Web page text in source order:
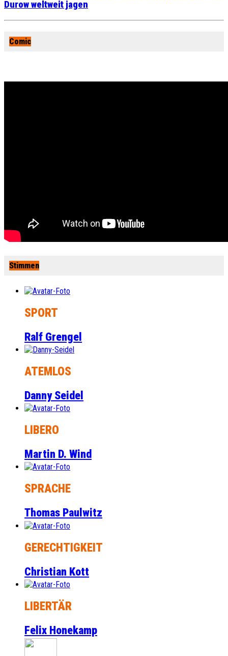
Durow weltweit jagen
Comic
Stimmen
SPORT
Ralf Grengel
ATEMLOS
Danny Seidel
LIBERO
Martin D. Wind
SPRACHE
Thomas Paulwitz
GERECHTIGKEIT
Christian Kott
LIBERTÄR
Felix Honekamp